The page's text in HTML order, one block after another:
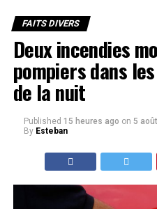
FAITS DIVERS
Deux incendies
pompiers dans
de la nuit
Published 15 heures ago on 5
By Esteban